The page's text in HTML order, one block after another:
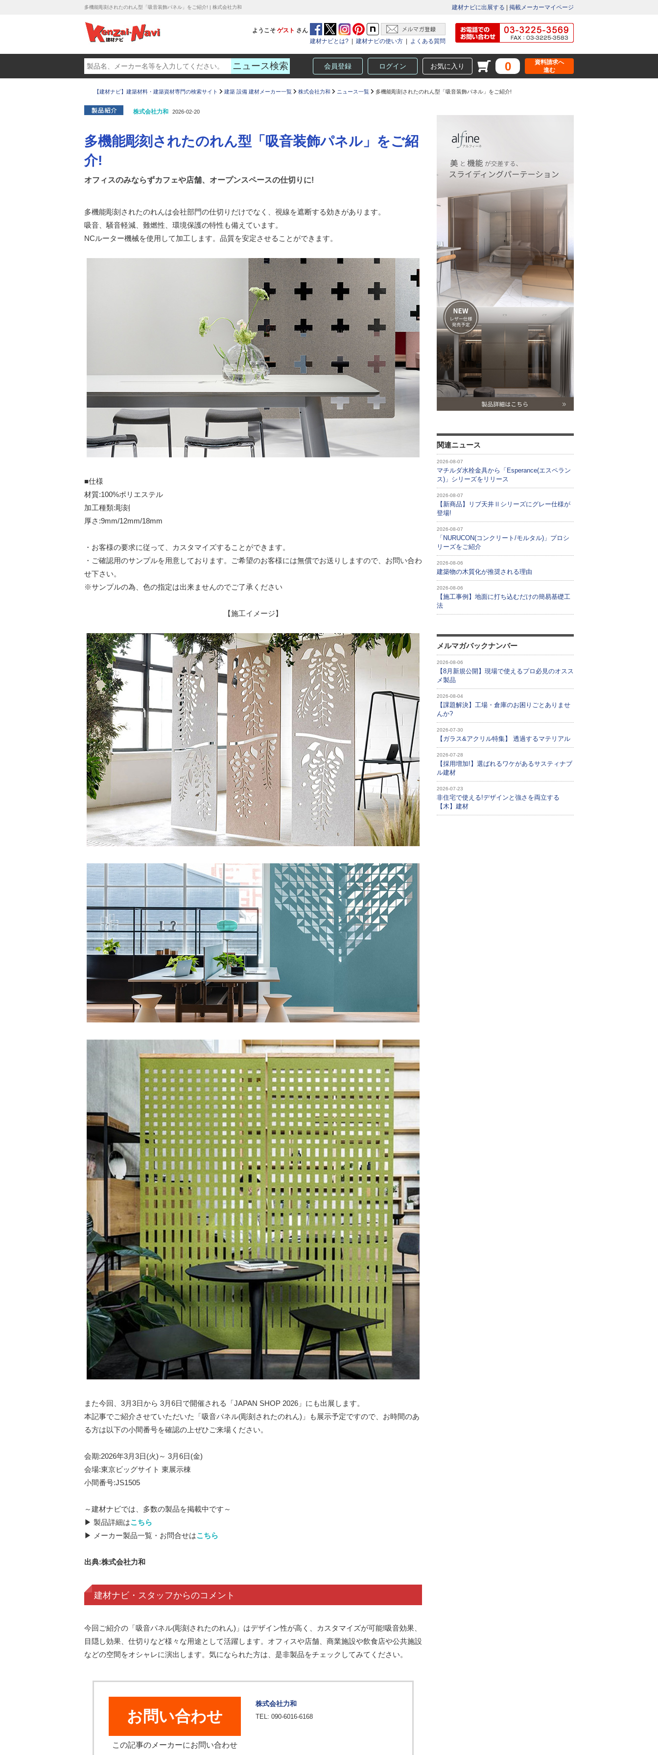
多機能彫刻されたのれん型「吸音装飾パネル」をご紹介! | 株式会社力和 建材ナビに出展する 掲載メーカーマイページ
ようこそ ゲスト さん
建材ナビとは?
建材ナビの使い方 よくある質問
会員登録 ログイン お気に入り 0
資料請求へ
進む
【建材ナビ】建築材料・建築資材専門の検索サイト 建築 設備 建材メーカー一覧 株式会社力和 ニュース一覧 多機能彫刻されたのれん型「吸音装飾パネル」をご紹介!
株式会社力和 2026-02-20
多機能彫刻されたのれん型「吸音装飾パネル」をご紹
介!
オフィスのみならずカフェや店舗、オープンスペースの仕切りに!
多機能彫刻されたのれんは会社部門の仕切りだけでなく、視線を遮断する効きがあります。
吸音、騒音軽減、難燃性、環境保護の特性も備えています。
NCルーター機械を使用して加工します。品質を安定させることができます。
■仕様
材質:100%ポリエステル
加工種類:彫刻
厚さ:9mm/12mm/18mm
・お客様の要求に従って、カスタマイズすることができます。
・ご確認用のサンプルを用意しております。ご希望のお客様には無償でお送りしますので、お問い合わ
せ下さい。
※サンプルの為、色の指定は出来ませんのでご了承ください
【施工イメージ】
また今回、3月3日から 3月6日で開催される「JAPAN SHOP 2026」にも出展します。
本記事でご紹介させていただいた「吸音パネル(彫刻されたのれん)」も展示予定ですので、お時間のあ
る方は以下の小間番号を確認の上ぜひご来場ください。
会期:2026年3月3日(火)～ 3月6日(金)
会場:東京ビッグサイト 東展示棟
小間番号:JS1505
～建材ナビでは、多数の製品を掲載中です～
▶ 製品詳細はこちら
▶ メーカー製品一覧・お問合せはこちら
出典:株式会社力和
建材ナビ・スタッフからのコメント
今回ご紹介の「吸音パネル(彫刻されたのれん)」はデザイン性が高く、カスタマイズが可能!吸音効果、
目隠し効果、仕切りなど様々な用途として活躍します。オフィスや店舗、商業施設や飲食店や公共施設
などの空間をオシャレに演出します。気になられた方は、是非製品をチェックしてみてください。
お問い合わせ
この記事のメーカーにお問い合わせ
株式会社力和
TEL: 090-6016-6168
関連ニュース
2026-08-07
マチルダ水栓金具から「Esperance(エスペラン
ス)」シリーズをリリース
2026-08-07
【新商品】リブ天井Ⅱシリーズにグレー仕様が
登場!
2026-08-07
「NURUCON(コンクリート/モルタル)」プロシ
リーズをご紹介
2026-08-06
建築物の木質化が推奨される理由
2026-08-06
【施工事例】地面に打ち込むだけの簡易基礎工
法
メルマガバックナンバー
2026-08-06
【8月新規公開】現場で使えるプロ必見のオスス
メ製品
2026-08-04
【課題解決】工場・倉庫のお困りごとありませ
んか?
2026-07-30
【ガラス&アクリル特集】 透過するマテリアル
2026-07-28
【採用増加!】選ばれるワケがあるサスティナブ
ル建材
2026-07-23
非住宅で使える!デザインと強さを両立する
【木】建材